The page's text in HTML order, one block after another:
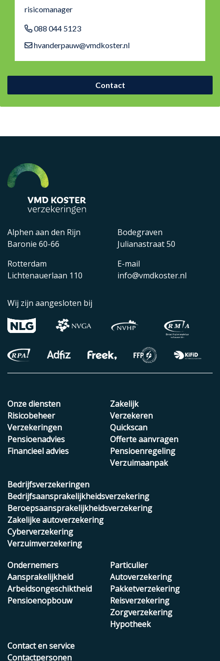
risicomanager
088 044 5123
hvanderpauw@vmdkoster.nl
Contact
Alphen aan den Rijn
Baronie 60-66
Rotterdam
Lichtenauerlaan 110
Bodegraven
Julianastraat 50
E-mail
info@vmdkoster.nl
Wij zijn aangesloten bij
Onze diensten
Risicobeheer
Verzekeringen
Pensioenadvies
Financieel advies
Zakelijk
Verzekeren
Quickscan
Offerte aanvragen
Pensioenregeling
Verzuimaanpak
Bedrijfsverzekeringen
Bedrijfsaansprakelijkheidsverzekering
Beroepsaansprakelijkheidsverzekering
Zakelijke autoverzekering
Cyberverzekering
Verzuimverzekering
Ondernemers
Aansprakelijkheid
Arbeidsongeschiktheid
Pensioenopbouw
Particulier
Autoverzekering
Pakketverzekering
Reisverzekering
Zorgverzekering
Hypotheek
Contact en service
Contactpersonen